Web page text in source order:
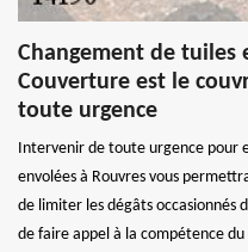
Changement de tuiles
Couverture est le
toute urgence
Intervenir de toute urgence pour
envolées à Rouvres vous
de limiter les dégâts occasionnés
de faire appel à la compétence